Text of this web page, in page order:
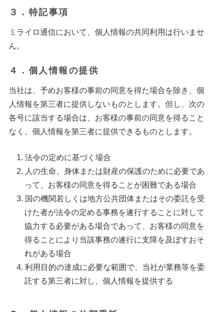
３．特記事項
ミライロ通信において、個人情報の共同利用は行いませ
ん。
４．個人情報の提供
当社は、予めお客様の事前の同意を得た場合を除き、個
人情報を第三者に提供しないものとします。但し、次の
各号に該当する場合は、お客様の事前の同意を得ること
なく、個人情報を第三者に提供できるものとします。
法令の定めに基づく場合
人の生命、身体または財産の保護のために必要であ
って、お客様の同意を得ることが困難である場合
国の機関若しくは地方公共団体またはその委託を受
けた者が法令の定める事務を遂行することに対して
協力する必要がある場合であって、お客様の同意を
得ることにより当該事務の遂行に支障を及ぼすおそ
れがある場合
利用目的の達成に必要な範囲で、当社が業務等を委
託する第三者に対し、個人情報を提供する